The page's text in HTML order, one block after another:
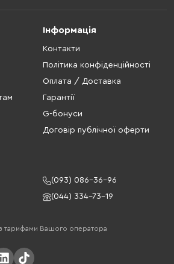
Інформація
Контакти
Політика конфіденційності
Оплата / Доставка
Гарантії
G-бонуси
Договір публічної оферти
(093) 086-36-96
(044) 334-73-19
з тарифами Вашого оператора